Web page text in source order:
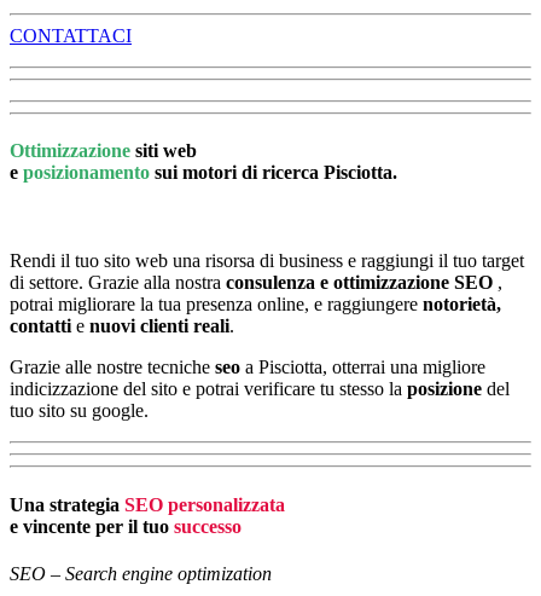
CONTATTACI
Ottimizzazione siti web
e posizionamento sui motori di ricerca Pisciotta.
Rendi il tuo sito web una risorsa di business e raggiungi il tuo target
di settore. Grazie alla nostra consulenza e ottimizzazione SEO ,
potrai migliorare la tua presenza online, e raggiungere notorietà,
contatti e nuovi clienti reali.
Grazie alle nostre tecniche seo a Pisciotta, otterrai una migliore
indicizzazione del sito e potrai verificare tu stesso la posizione del
tuo sito su google.
Una strategia SEO personalizzata
e vincente per il tuo successo
SEO – Search engine optimization